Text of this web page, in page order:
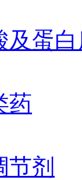
及蛋
药
节剂